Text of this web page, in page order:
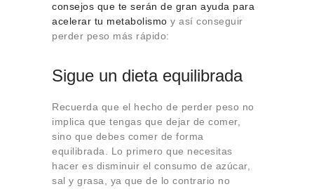
consejos que te serán de gran ayuda para
acelerar tu metabolismo y así conseguir
perder peso más rápido:
Sigue un dieta equilibrada
Recuerda que el hecho de perder peso no
implica que tengas que dejar de comer,
sino que debes comer de forma
equilibrada. Lo primero que necesitas
hacer es disminuir el consumo de azúcar,
sal y grasa, ya que de lo contrario no